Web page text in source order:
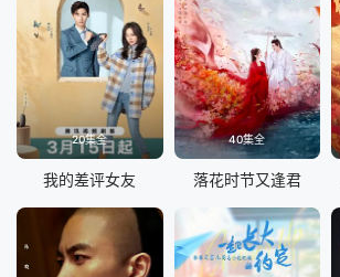
20集全
我的差评女友
40集全
落花时节又逢君